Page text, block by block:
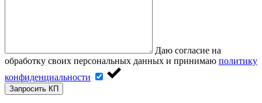
Даю согласие на
обработку своих персональных данных и принимаю политику
конфиденциальности
Запросить КП